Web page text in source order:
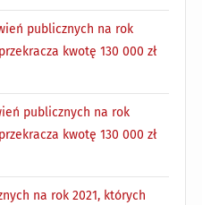
publicznych na rok
kwotę 130 000 zł
publicznych na rok
kwotę 130 000 zł
na rok 2021, których